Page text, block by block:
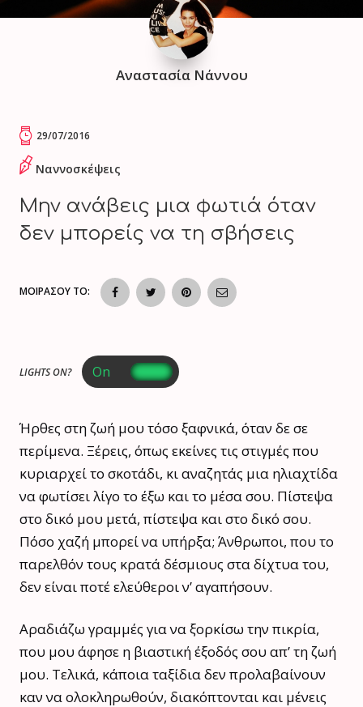
Αναστασία Νάννου
29/07/2016
Ναννοσκέψεις
Mην ανάβεις μια φωτιά όταν
δεν μπορείς να τη σβήσεις
ΜΟΙΡΑΣΟΥ ΤΟ:
LIGHTS ON?
Ήρθες στη ζωή μου τόσο ξαφνικά, όταν δε σε
περίμενα. Ξέρεις, όπως εκείνες τις στιγμές που
κυριαρχεί το σκοτάδι, κι αναζητάς μια ηλιαχτίδα
να φωτίσει λίγο το έξω και το μέσα σου. Πίστεψα
στο δικό μου μετά, πίστεψα και στο δικό σου.
Πόσο χαζή μπορεί να υπήρξα; Άνθρωποι, που το
παρελθόν τους κρατά δέσμιους στα δίχτυα του,
δεν είναι ποτέ ελεύθεροι ν’ αγαπήσουν.
Αραδιάζω γραμμές για να ξορκίσω την πικρία,
που μου άφησε η βιαστική έξοδός σου απ’ τη ζωή
μου. Τελικά, κάποια ταξίδια δεν προλαβαίνουν
καν να ολοκληρωθούν, διακόπτονται και μένεις